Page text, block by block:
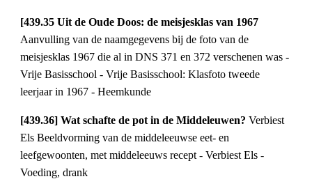
Aanvulling van de naamgegevens bij de foto van de
meisjesklas 1967 die al in DNS 371 en 372 verschenen was -
Vrije Basisschool - Vrije Basisschool: Klasfoto tweede
leerjaar in 1967 - Heemkunde
[439.36] Wat schafte de pot in de Middeleuwen? Verbiest
Els Beeldvorming van de middeleeuwse eet- en
leefgewoonten, met middeleeuws recept - Verbiest Els -
Voeding, drank